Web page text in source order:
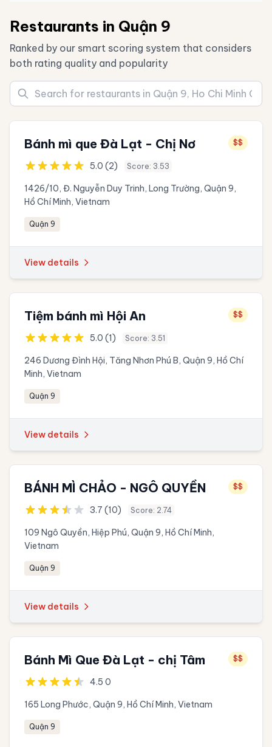
Restaurants in Quận 9
Ranked by our smart scoring system that considers
both rating quality and popularity
Bánh mì que Đà Lạt - Chị Nơ $$
5.0 (2) Score: 3.53
1426/10, Đ. Nguyễn Duy Trinh, Long Trường, Quận 9,
Hồ Chí Minh, Vietnam
Quận 9
View details
Tiệm bánh mì Hội An $$
5.0 (1) Score: 3.51
246 Dương Đình Hội, Tăng Nhơn Phú B, Quận 9, Hồ Chí
Minh, Vietnam
Quận 9
View details
BÁNH MÌ CHẢO - NGÔ QUYỀN $$
3.7 (10) Score: 2.74
109 Ngô Quyền, Hiệp Phú, Quận 9, Hồ Chí Minh,
Vietnam
Quận 9
View details
Bánh Mì Que Đà Lạt - chị Tâm $$
4.5 0
165 Long Phước, Quận 9, Hồ Chí Minh, Vietnam
Quận 9